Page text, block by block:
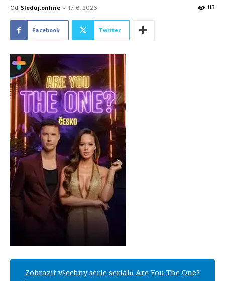
Od Sleduj.online - 17. 6. 2026 113
Facebook Twitter
Zobrazit všechny série seriálů Are You The One?